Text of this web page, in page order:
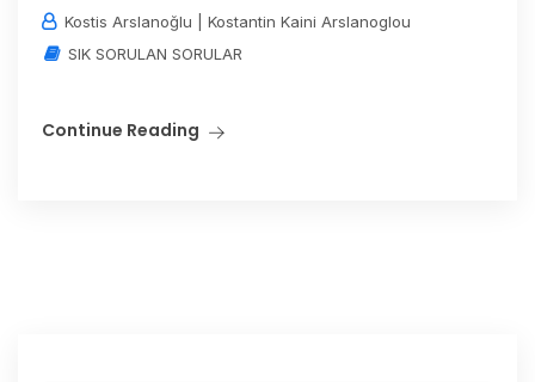
Kostis Arslanoğlu | Kostantin Kaini Arslanoglou
SIK SORULAN SORULAR
Continue Reading